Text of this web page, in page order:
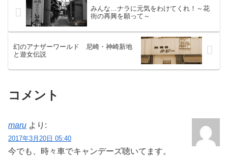
みんな…ナラに元気をわけてくれ！～花
街の再興を願って～
幻のアナザーワールド 尼崎・神崎新地
と遊女伝説
コメント
maru より:
2017年3月20日 05:40
今でも、時々車でキャンデーズ聴いてます。